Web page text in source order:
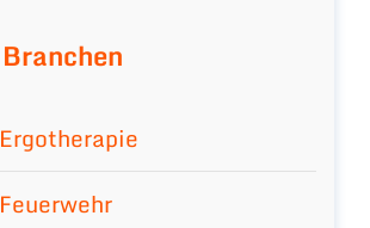
Branchen
Ergotherapie
Feuerwehr